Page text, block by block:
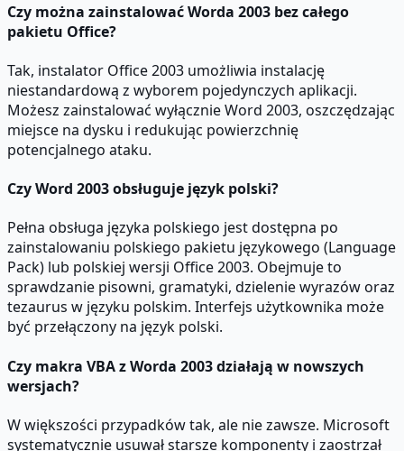
Czy można zainstalować Worda 2003 bez całego
pakietu Office?
Tak, instalator Office 2003 umożliwia instalację
niestandardową z wyborem pojedynczych aplikacji.
Możesz zainstalować wyłącznie Word 2003, oszczędzając
miejsce na dysku i redukując powierzchnię
potencjalnego ataku.
Czy Word 2003 obsługuje język polski?
Pełna obsługa języka polskiego jest dostępna po
zainstalowaniu polskiego pakietu językowego (Language
Pack) lub polskiej wersji Office 2003. Obejmuje to
sprawdzanie pisowni, gramatyki, dzielenie wyrazów oraz
tezaurus w języku polskim. Interfejs użytkownika może
być przełączony na język polski.
Czy makra VBA z Worda 2003 działają w nowszych
wersjach?
W większości przypadków tak, ale nie zawsze. Microsoft
systematycznie usuwał starsze komponenty i zaostrzał